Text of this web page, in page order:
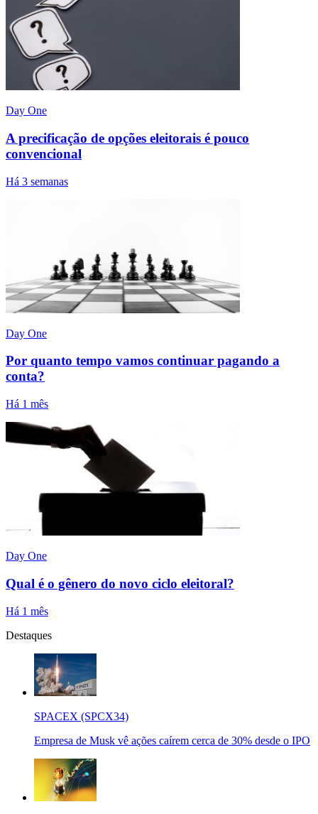
Day One
A precificação de opções eleitorais é pouco
convencional
Há 3 semanas
Day One
Por quanto tempo vamos continuar pagando a
conta?
Há 1 mês
Day One
Qual é o gênero do novo ciclo eleitoral?
Há 1 mês
Destaques
SPACEX (SPCX34)
Empresa de Musk vê ações caírem cerca de 30% desde o IPO